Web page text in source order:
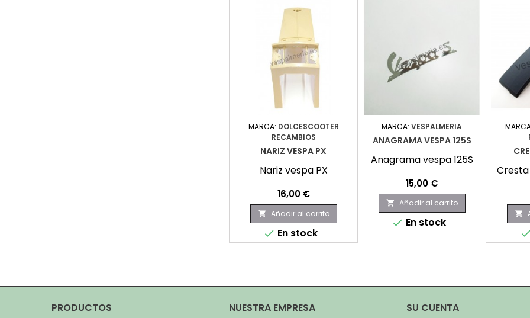
MARCA: DOLCESCOOTER
RECAMBIOS
NARIZ VESPA PX
Nariz vespa PX
Precio
16,00 €
 Añadir al carrito
 En stock
MARCA: VESPALMERIA
ANAGRAMA VESPA 125S
Anagrama vespa 125S
Precio
15,00 €
 Añadir al carrito
 En stock

PRODUCTOS NUESTRA EMPRESA SU CUENTA